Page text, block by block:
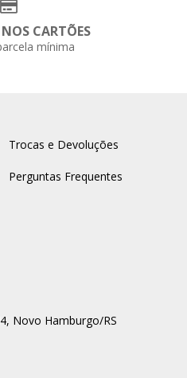
CARTÕES
mínima
Trocas e Devoluções
Perguntas Frequentes
Novo Hamburgo/RS